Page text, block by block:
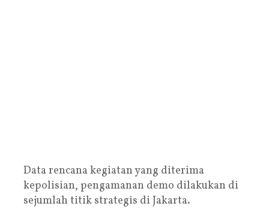
Data rencana kegiatan yang diterima
kepolisian, pengamanan demo dilakukan di
sejumlah titik strategis di Jakarta.